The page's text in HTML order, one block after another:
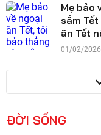
Mẹ bảo
sắm
ăn Tết
01/02/2026
ĐỜI SỐNG